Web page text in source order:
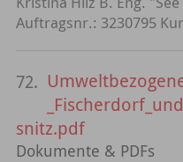
Auftragsnr.: 3230795
72.
snitz.pdf
Dokumente & PDFs